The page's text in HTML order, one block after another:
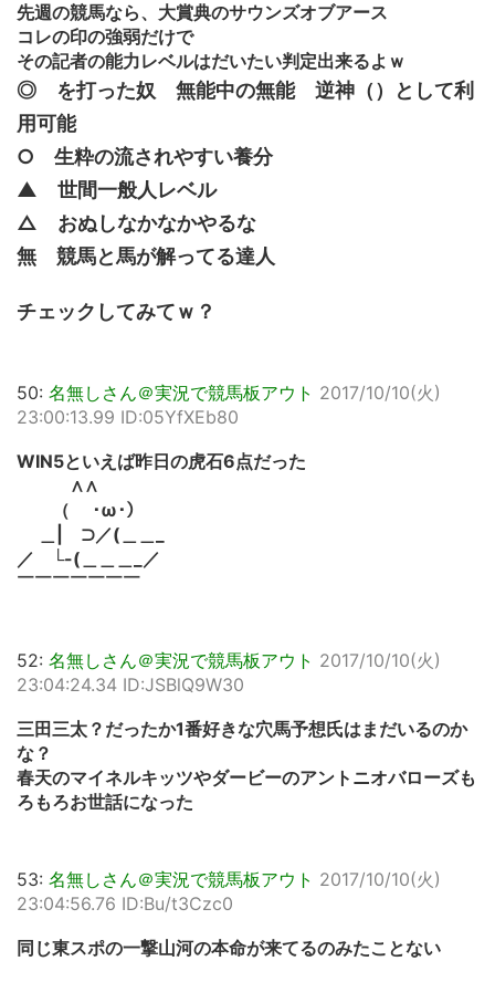
先週の競馬なら、大賞典のサウンズオブアース
コレの印の強弱だけで
その記者の能力レベルはだいたい判定出来るよｗ
◎ を打った奴 無能中の無能 逆神（）として利
用可能
○ 生粋の流されやすい養分
▲ 世間一般人レベル
△ おぬしなかなかやるな
無 競馬と馬が解ってる達人
チェックしてみてｗ？
50: 名無しさん＠実況で競馬板アウト 2017/10/10(火)
23:00:13.99 ID:05YfXEb80
WIN5といえば昨日の虎石6点だった
∧∧
（ ･ω･）
＿| ⊃／(＿＿_
／ └-(＿＿＿_／
￣￣￣￣￣￣￣
52: 名無しさん＠実況で競馬板アウト 2017/10/10(火)
23:04:24.34 ID:JSBlQ9W30
三田三太？だったか1番好きな穴馬予想氏はまだいるのか
な？
春天のマイネルキッツやダービーのアントニオバローズも
ろもろお世話になった
53: 名無しさん＠実況で競馬板アウト 2017/10/10(火)
23:04:56.76 ID:Bu/t3Czc0
同じ東スポの一撃山河の本命が来てるのみたことない